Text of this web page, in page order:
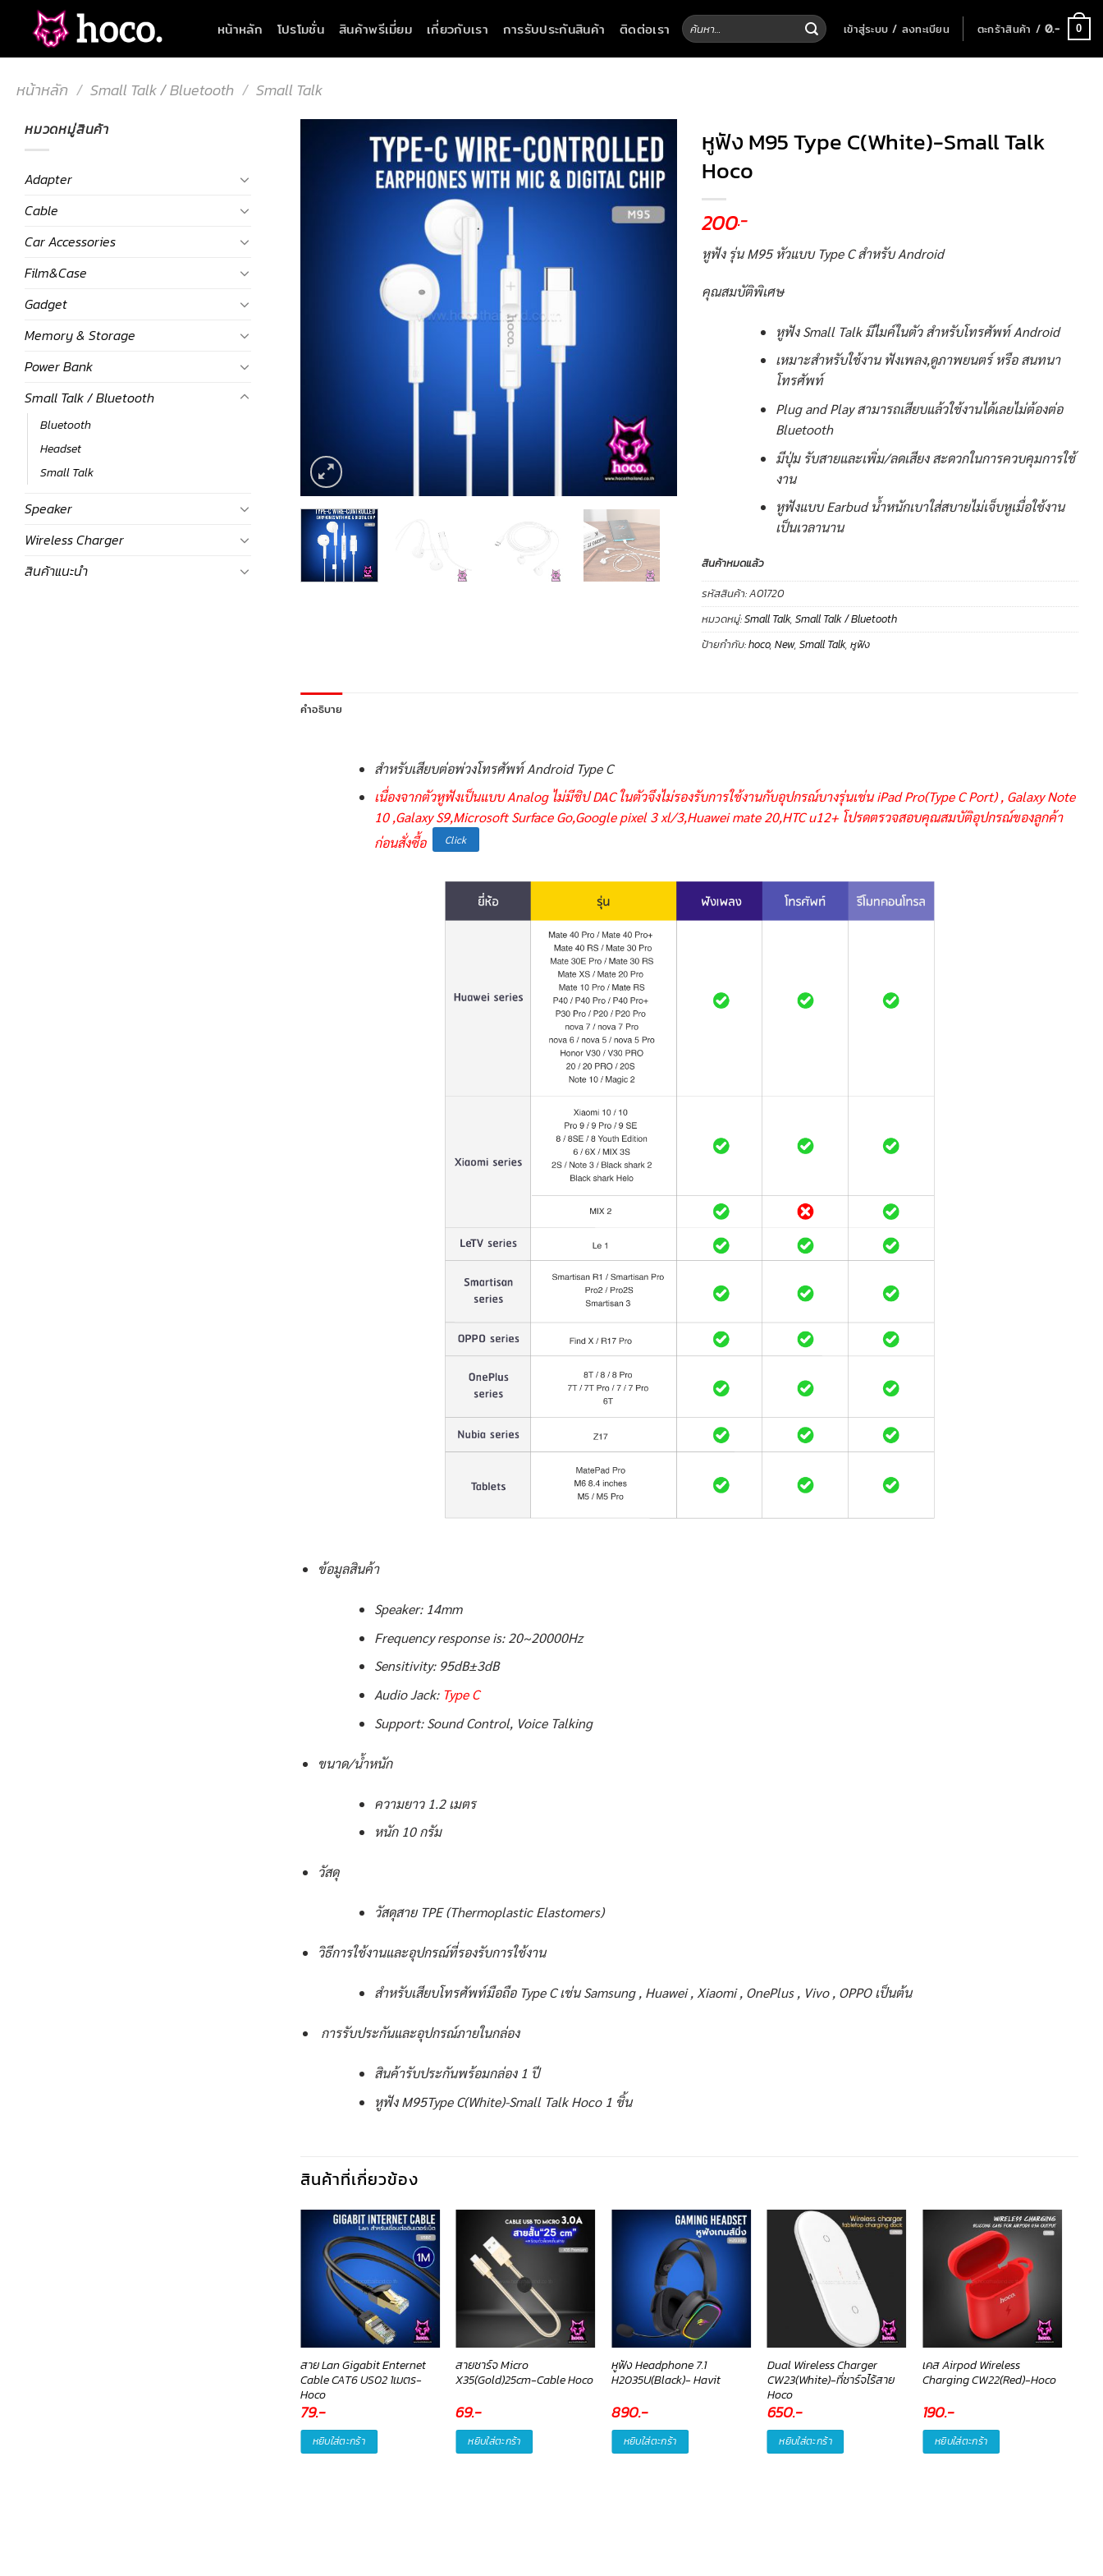
content
หน้าหลัก โปรโมชั่น สินค้าพรีเมี่ยม เกี่ยวกับเรา การรับประกันสินค้า ติดต่อเรา ค้นหา: เข้าสู่ระบบ / ลงทะเบียน ตะกร้าสินค้า /0.- 0
หน้าหลัก / Small Talk / Bluetooth / Small Talk
หมวดหมู่สินค้า
Adapter
Cable
Car Accessories
Film&Case
Gadget
Memory & Storage
Power Bank
Small Talk / Bluetooth
Bluetooth
Headset
Small Talk
Speaker
Wireless Charger
สินค้าแนะนำ
หูฟัง M95 Type C(White)-Small Talk
Hoco
200.-
หูฟัง รุ่น M95 หัวแบบ Type C สำหรับ Android
คุณสมบัติพิเศษ
หูฟัง Small Talk มีไมค์ในตัว สำหรับโทรศัพท์ Android
เหมาะสำหรับใช้งาน ฟังเพลง,ดูภาพยนตร์ หรือ สนทนา
โทรศัพท์
Plug and Play สามารถเสียบแล้วใช้งานได้เลยไม่ต้องต่อ
Bluetooth
มีปุ่ม รับสายและเพิ่ม/ลดเสียง สะดวกในการควบคุมการใช้
งาน
หูฟังแบบ Earbud น้ำหนักเบาใส่สบายไม่เจ็บหูเมื่อใช้งาน
เป็นเวลานาน
สินค้าหมดแล้ว
รหัสสินค้า:A01720
หมวดหมู่:Small Talk, Small Talk / Bluetooth
ป้ายกำกับ:hoco, New, Small Talk, หูฟัง
คำอธิบาย
สำหรับเสียบต่อพ่วงโทรศัพท์ Android Type C
เนื่องจากตัวหูฟังเป็นแบบ Analog ไม่มีชิป DAC ในตัวจึงไม่รองรับการใช้งานกับอุปกรณ์บางรุ่นเช่น iPad Pro(Type C Port) , Galaxy Note
10 ,Galaxy S9,Microsoft Surface Go,Google pixel 3 xl/3,Huawei mate 20,HTC u12+ โปรดตรวจสอบคุณสมบัติอุปกรณ์ของลูกค้า
ก่อนสั่งซื้อ
Click
ข้อมูลสินค้า
Speaker: 14mm
Frequency response is: 20~20000Hz
Sensitivity: 95dB±3dB
Audio Jack: Type C
Support: Sound Control, Voice Talking
ขนาด/น้ำหนัก
ความยาว 1.2 เมตร
หนัก 10 กรัม
วัสดุ
วัสดุสาย TPE (Thermoplastic Elastomers)
วิธีการใช้งานและอุปกรณ์ที่รองรับการใช้งาน
สำหรับเสียบโทรศัพท์มือถือ Type C เช่น Samsung , Huawei , Xiaomi , OnePlus , Vivo , OPPO เป็นต้น
การรับประกันและอุปกรณ์ภายในกล่อง
สินค้ารับประกันพร้อมกล่อง 1 ปี
หูฟัง M95Type C(White)-Small Talk Hoco 1 ชิ้น
สินค้าที่เกี่ยวข้อง
สาย Lan Gigabit Enternet
Cable CAT6 US02 1เมตร-
Hoco
79.-
หยิบใส่ตะกร้า
สายชาร์จ Micro
X35(Gold)25cm-Cable Hoco
69.-
หยิบใส่ตะกร้า
หูฟัง Headphone 7.1
H2035U(Black)- Havit
890.-
หยิบใส่ตะกร้า
Dual Wireless Charger
CW23(White)-ที่ชาร์จไร้สาย
Hoco
650.-
หยิบใส่ตะกร้า
เคส Airpod Wireless
Charging CW22(Red)-Hoco
190.-
หยิบใส่ตะกร้า